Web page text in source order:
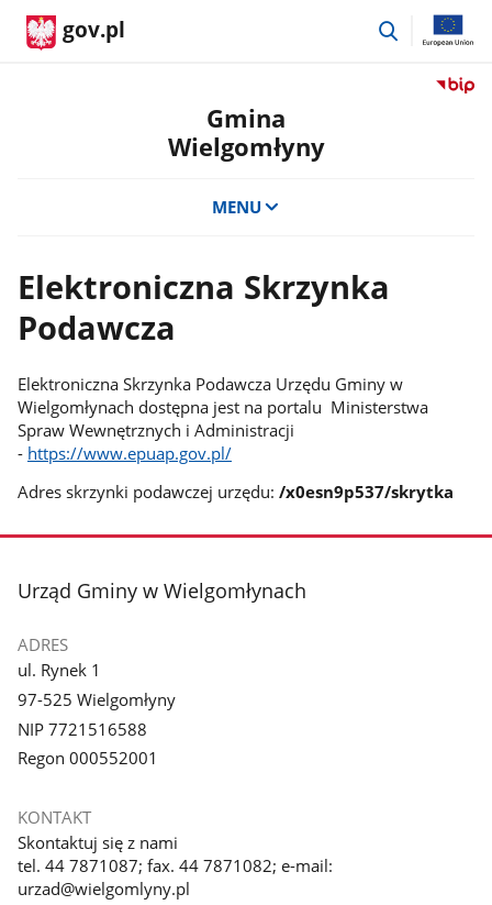
gov.pl
przejdź
Przejdź
Gmina
Wielgomłyny
MENU
Elektroniczna Skrzynka
Podawcza
Elektroniczna Skrzynka Podawcza Urzędu Gminy w
Wielgomłynach dostępna jest na portalu Ministerstwa
Spraw Wewnętrznych i Administracji
- https://www.epuap.gov.pl/
Adres skrzynki podawczej urzędu: /x0esn9p537/skrytka
stopka
Urząd Gminy w Wielgomłynach
ADRES
ul. Rynek 1
97-525 Wielgomłyny
NIP 7721516588
Regon 000552001
KONTAKT
Skontaktuj się z nami
tel. 44 7871087; fax. 44 7871082; e-mail:
urzad@wielgomlyny.pl